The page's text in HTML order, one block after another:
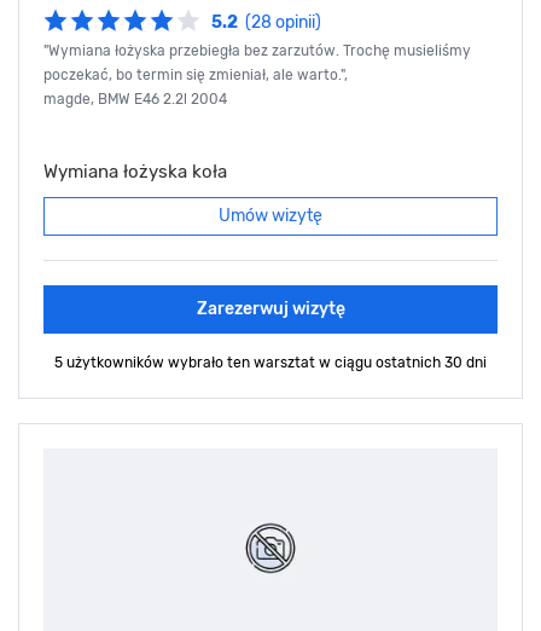
5.2 (28 opinii)
"Wymiana łożyska przebiegła bez zarzutów. Trochę musieliśmy
poczekać, bo termin się zmieniał, ale warto.",
magde, BMW E46 2.2l 2004
Wymiana łożyska koła
Umów wizytę
Zarezerwuj wizytę
5 użytkowników wybrało ten warsztat w ciągu ostatnich 30 dni